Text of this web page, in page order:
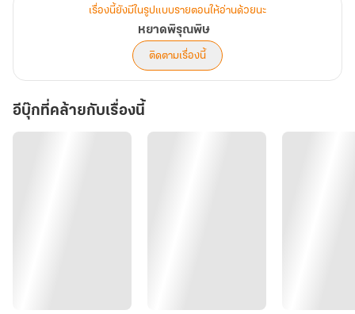
เรื่องนี้ยังมีในรูปแบบรายตอนให้อ่านด้วยนะ
หยาดพิรุณพิษ
ติดตามเรื่องนี้
อีบุ๊กที่คล้ายกับเรื่องนี้